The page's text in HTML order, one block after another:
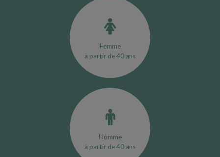
Femme
à partir de 40 ans
Homme
à partir de 40 ans